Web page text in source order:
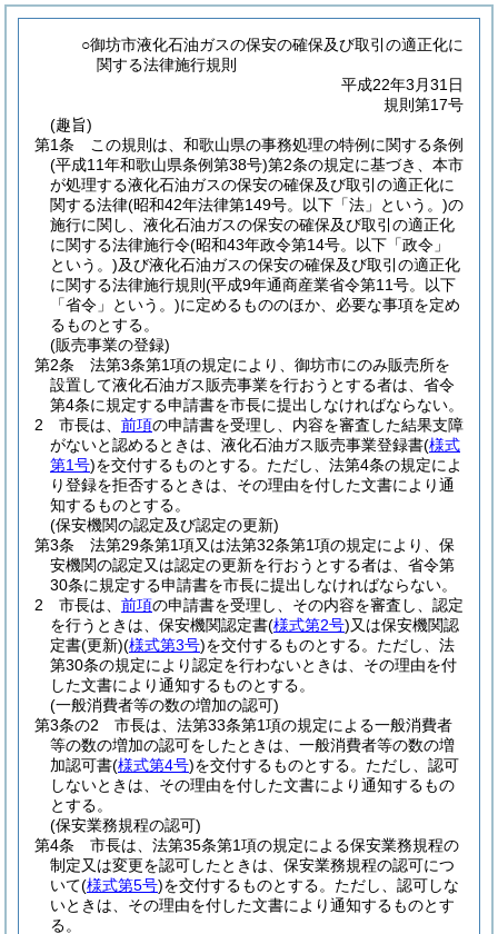
○御坊市液化石油ガスの保安の確保及び取引の適正化に
関する法律施行規則
平成22年3月31日
規則第17号
(趣旨)
第1条
この規則は、和歌山県の事務処理の特例に関する条例
(平成11年和歌山県条例第38号)第2条の規定に基づき、本市
が処理する液化石油ガスの保安の確保及び取引の適正化に
関する法律(昭和42年法律第149号。以下「法」という。)の
施行に関し、液化石油ガスの保安の確保及び取引の適正化
に関する法律施行令(昭和43年政令第14号。以下「政令」
という。)及び液化石油ガスの保安の確保及び取引の適正化
に関する法律施行規則 (平成9年通商産業省令第11号。以下
「省令」という。)に定めるもののほか、必要な事項を定め
るものとする。
(販売事業の登録)
第2条
法第3条第1項の規定により、御坊市にのみ販売所を
設置して液化石油ガス販売事業を行おうとする者は、省令
第4条に規定する申請書を市長に提出しなければならない。
2
市長は、 前項の申請書を受理し、内容を審査した結果支障
がないと認めるときは、液化石油ガス販売事業登録書(様式
第1号)を交付するものとする。 ただし、法第4条の規定によ
り登録を拒否するときは、その理由を付した文書により通
知するものとする。
(保安機関の認定及び認定の更新)
第3条
法第29条第1項又は法第32条第1項の規定により、保
安機関の認定又は認定の更新を行おうとする者は、省令第
30条に規定する申請書を市長に提出しなければならない。
2
市長は、 前項の申請書を受理し、その内容を審査し、認定
を行うときは、保安機関認定書(様式第2号)又は保安機関認
定書(更新)(様式第3号)を交付するものとする。 ただし、法
第30条の規定により認定を行わないときは、その理由を付
した文書により通知するものとする。
(一般消費者等の数の増加の認可)
第3条の2
市長は、法第33条第1項の規定による一般消費者
等の数の増加の認可をしたときは、一般消費者等の数の増
加認可書(様式第4号)を交付するものとする。 ただし、認可
しないときは、その理由を付した文書により通知するもの
とする。
(保安業務規程の認可)
第4条
市長は、法第35条第1項の規定による保安業務規程の
制定又は変更を認可したときは、保安業務規程の認可につ
いて(様式第5号)を交付するものとする。 ただし、認可しな
いときは、その理由を付した文書により通知するものとす
る。